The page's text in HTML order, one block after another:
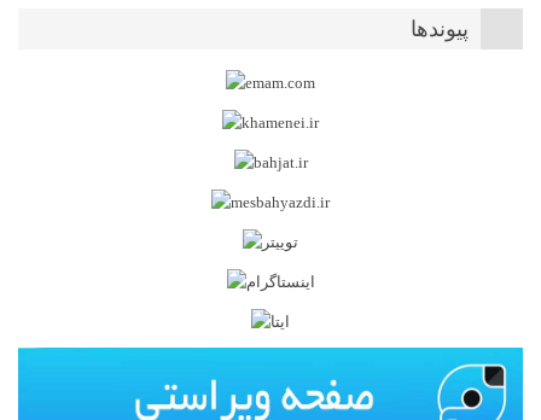
پیوندها